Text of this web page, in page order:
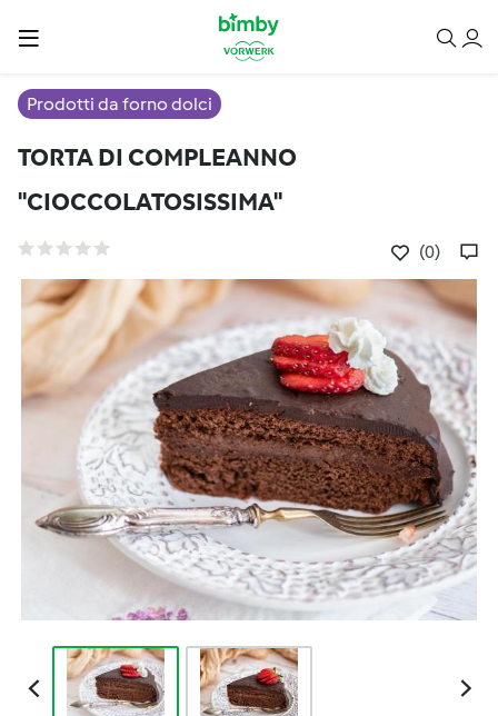
Prodotti da forno dolci
TORTA DI COMPLEANNO
"CIOCCOLATOSISSIMA"
(0)